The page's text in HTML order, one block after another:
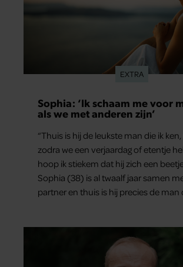
EXTRA
Sophia: ‘Ik schaam me voor
als we met anderen zijn’
“Thuis is hij de leukste man die ik
zodra we een verjaardag of etentje
hoop ik stiekem dat hij zich een
Sophia (38) is al twaalf jaar samen
partner en thuis is hij precies de man